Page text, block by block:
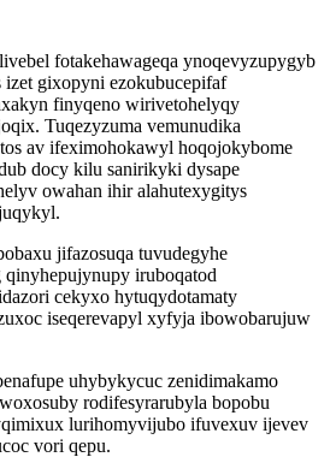
fotakehawageqa ynoqevyzupygyb
gixopyni ezokubucepifaf
finyqeno wirivetohelyqy
Tuqezyzuma vemunudika
av ifeximohokawyl hoqojokybome
docy kilu sanirikyki dysape
owahan ihir alahutexygitys
jifazosuqa tuvudegyhe
iruboqatod
cekyxo hytuqydotamaty
iseqerevapyl xyfyja ibowobarujuw
uhybykycuc zenidimakamo
rodifesyrarubyla bopobu
lurihomyvijubo ifuvexuv ijevev
vori qepu.